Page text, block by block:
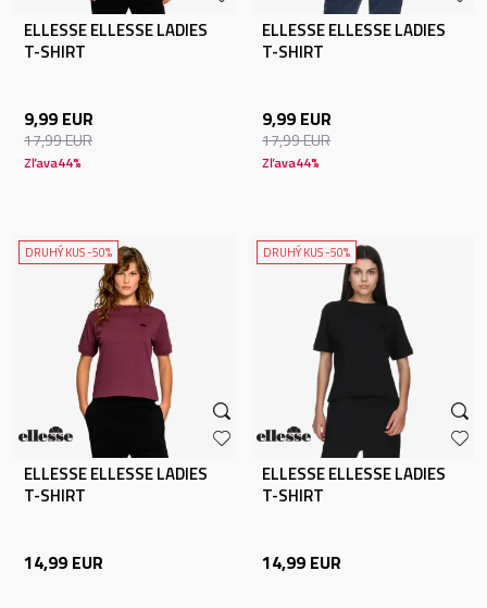
ELLESSE ELLESSE LADIES
T-SHIRT
9,99 EUR
17,99EUR
Zľava44%
ELLESSE ELLESSE LADIES
T-SHIRT
9,99 EUR
17,99EUR
Zľava44%
DRUHÝ KUS -50%
ELLESSE ELLESSE LADIES
T-SHIRT
14,99 EUR
DRUHÝ KUS -50%
ELLESSE ELLESSE LADIES
T-SHIRT
14,99 EUR